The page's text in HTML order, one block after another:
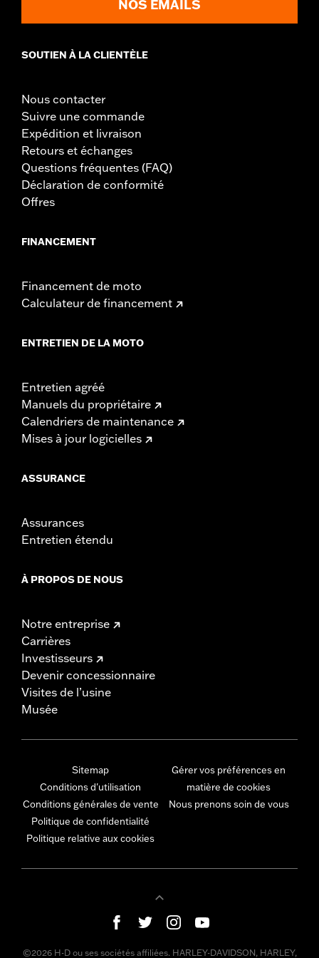
nouveau guidon, avant d'utiliser la moto, vérifiez que les
NOS EMAILS
SOUTIEN À LA CLIENTÈLE
Nous contacter
Suivre une commande
Expédition et livraison
Retours et échanges
Questions fréquentes (FAQ)
Déclaration de conformité
Offres
FINANCEMENT
Financement de moto
Calculateur de financement
ENTRETIEN DE LA MOTO
Entretien agréé
Manuels du propriétaire
Calendriers de maintenance
Mises à jour logicielles
ASSURANCE
Assurances
Entretien étendu
À PROPOS DE NOUS
Notre entreprise
Carrières
Investisseurs
Devenir concessionnaire
Visites de l’usine
Musée
Sitemap
Conditions d'utilisation
Conditions générales de vente
Politique de confidentialité
Politique relative aux cookies
Gérer vos préférences en
matière de cookies
Nous prenons soin de vous
©2026 H-D ou ses sociétés affiliées. HARLEY-DAVIDSON, HARLEY,